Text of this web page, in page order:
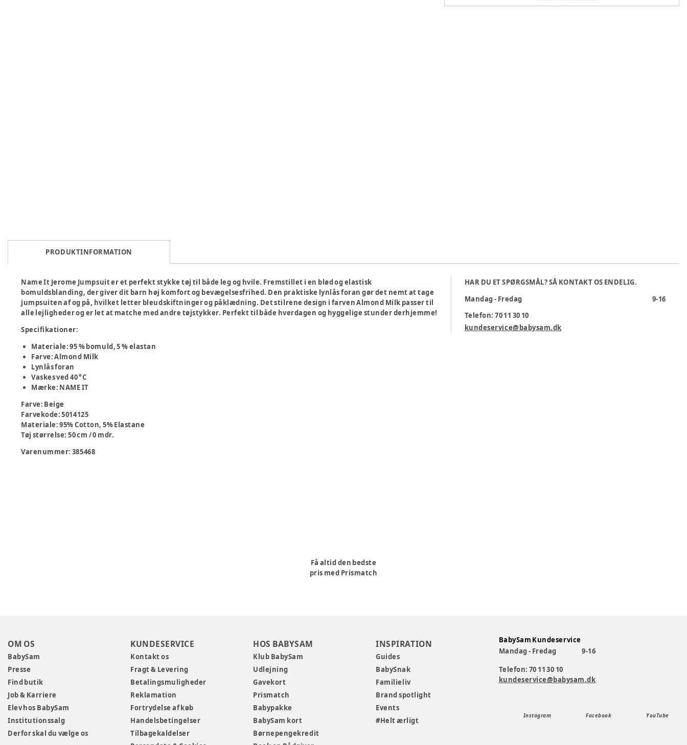
PRODUKTINFORMATION
Name It Jerome Jumpsuit er et perfekt stykke tøj til både leg og hvile. Fremstillet i en blød og elastisk
bomuldsblanding, der giver dit barn høj komfort og bevægelsesfrihed. Den praktiske lynlås foran gør det nemt at tage
jumpsuiten af og på, hvilket letter bleudskiftninger og påklædning. Det stilrene design i farven Almond Milk passer til
alle lejligheder og er let at matche med andre tøjstykker. Perfekt til både hverdagen og hyggelige stunder derhjemme!
Specifikationer:
Materiale: 95 % bomuld, 5 % elastan
Farve: Almond Milk
Lynlås foran
Vaskes ved 40 °C
Mærke: NAME IT
Farve: Beige
Farvekode:5014125
Materiale:95% Cotton, 5% Elastane
Tøj størrelse:50 cm / 0 mdr.
Varenummer: 385468
HAR DU ET SPØRGSMÅL? SÅ KONTAKT OS ENDELIG.
Mandag - Fredag
9-16
Telefon: 70 11 30 10
kundeservice@babysam.dk
Få altid den bedste
pris med Prismatch
OM OS
BabySam
Presse
Find butik
Job & Karriere
Elev hos BabySam
Institutionssalg
Derfor skal du vælge os
KUNDESERVICE
Kontakt os
Fragt & Levering
Betalingsmuligheder
Reklamation
Fortrydelse af køb
Handelsbetingelser
Tilbagekaldelser
HOS BABYSAM
Klub BabySam
Udlejning
Gavekort
Prismatch
Babypakke
BabySam kort
Børnepengekredit
INSPIRATION
Guides
BabySnak
Familieliv
Brand spotlight
Events
#Helt ærligt
BabySam Kundeservice
Mandag - Fredag
9-16
Telefon: 70 11 30 10
kundeservice@babysam.dk
Instagram Facebook YouTube